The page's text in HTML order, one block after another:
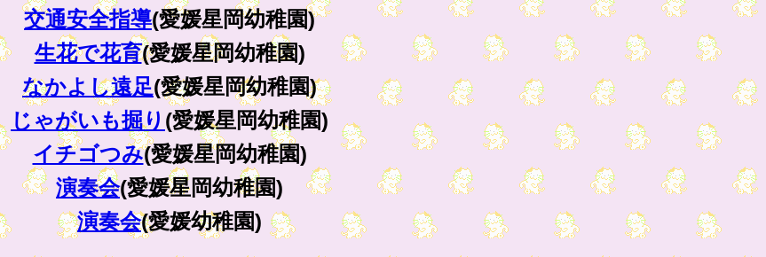
交通安全指導(愛媛星岡幼稚園)
生花で花育(愛媛星岡幼稚園)
なかよし遠足(愛媛星岡幼稚園)
じゃがいも掘り (愛媛星岡幼稚園)
イチゴつみ(愛媛星岡幼稚園)
演奏会(愛媛星岡幼稚園)
演奏会(愛媛幼稚園)